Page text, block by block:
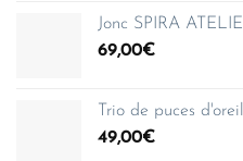
Jonc SPIRA
69,00€
Trio de puces
49,00€